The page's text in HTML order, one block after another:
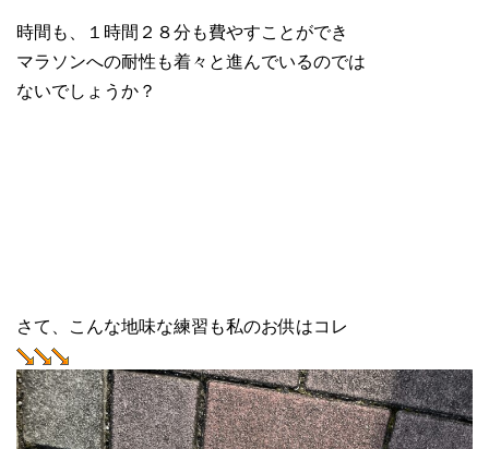
時間も、１時間２８分も費やすことができ
マラソンへの耐性も着々と進んでいるのでは
ないでしょうか？
さて、こんな地味な練習も私のお供はコレ